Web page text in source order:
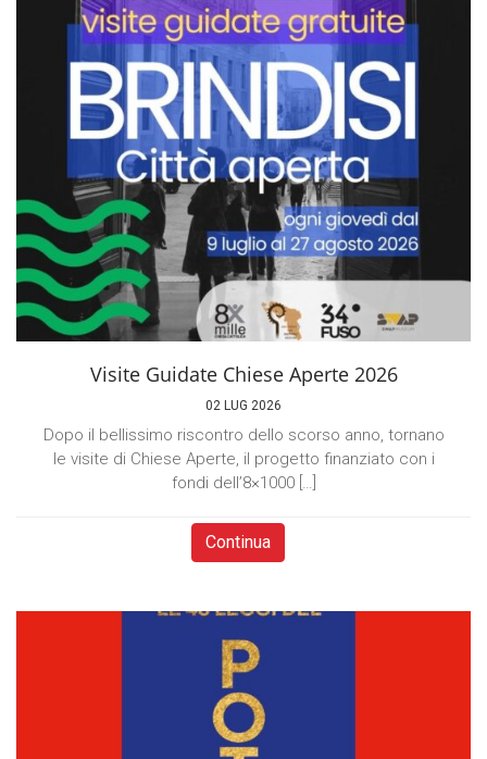
Visite Guidate Chiese Aperte 2026
02 LUG 2026
Dopo il bellissimo riscontro dello scorso anno, tornano
le visite di Chiese Aperte, il progetto finanziato con i
fondi dell’8×1000 […]
Continua